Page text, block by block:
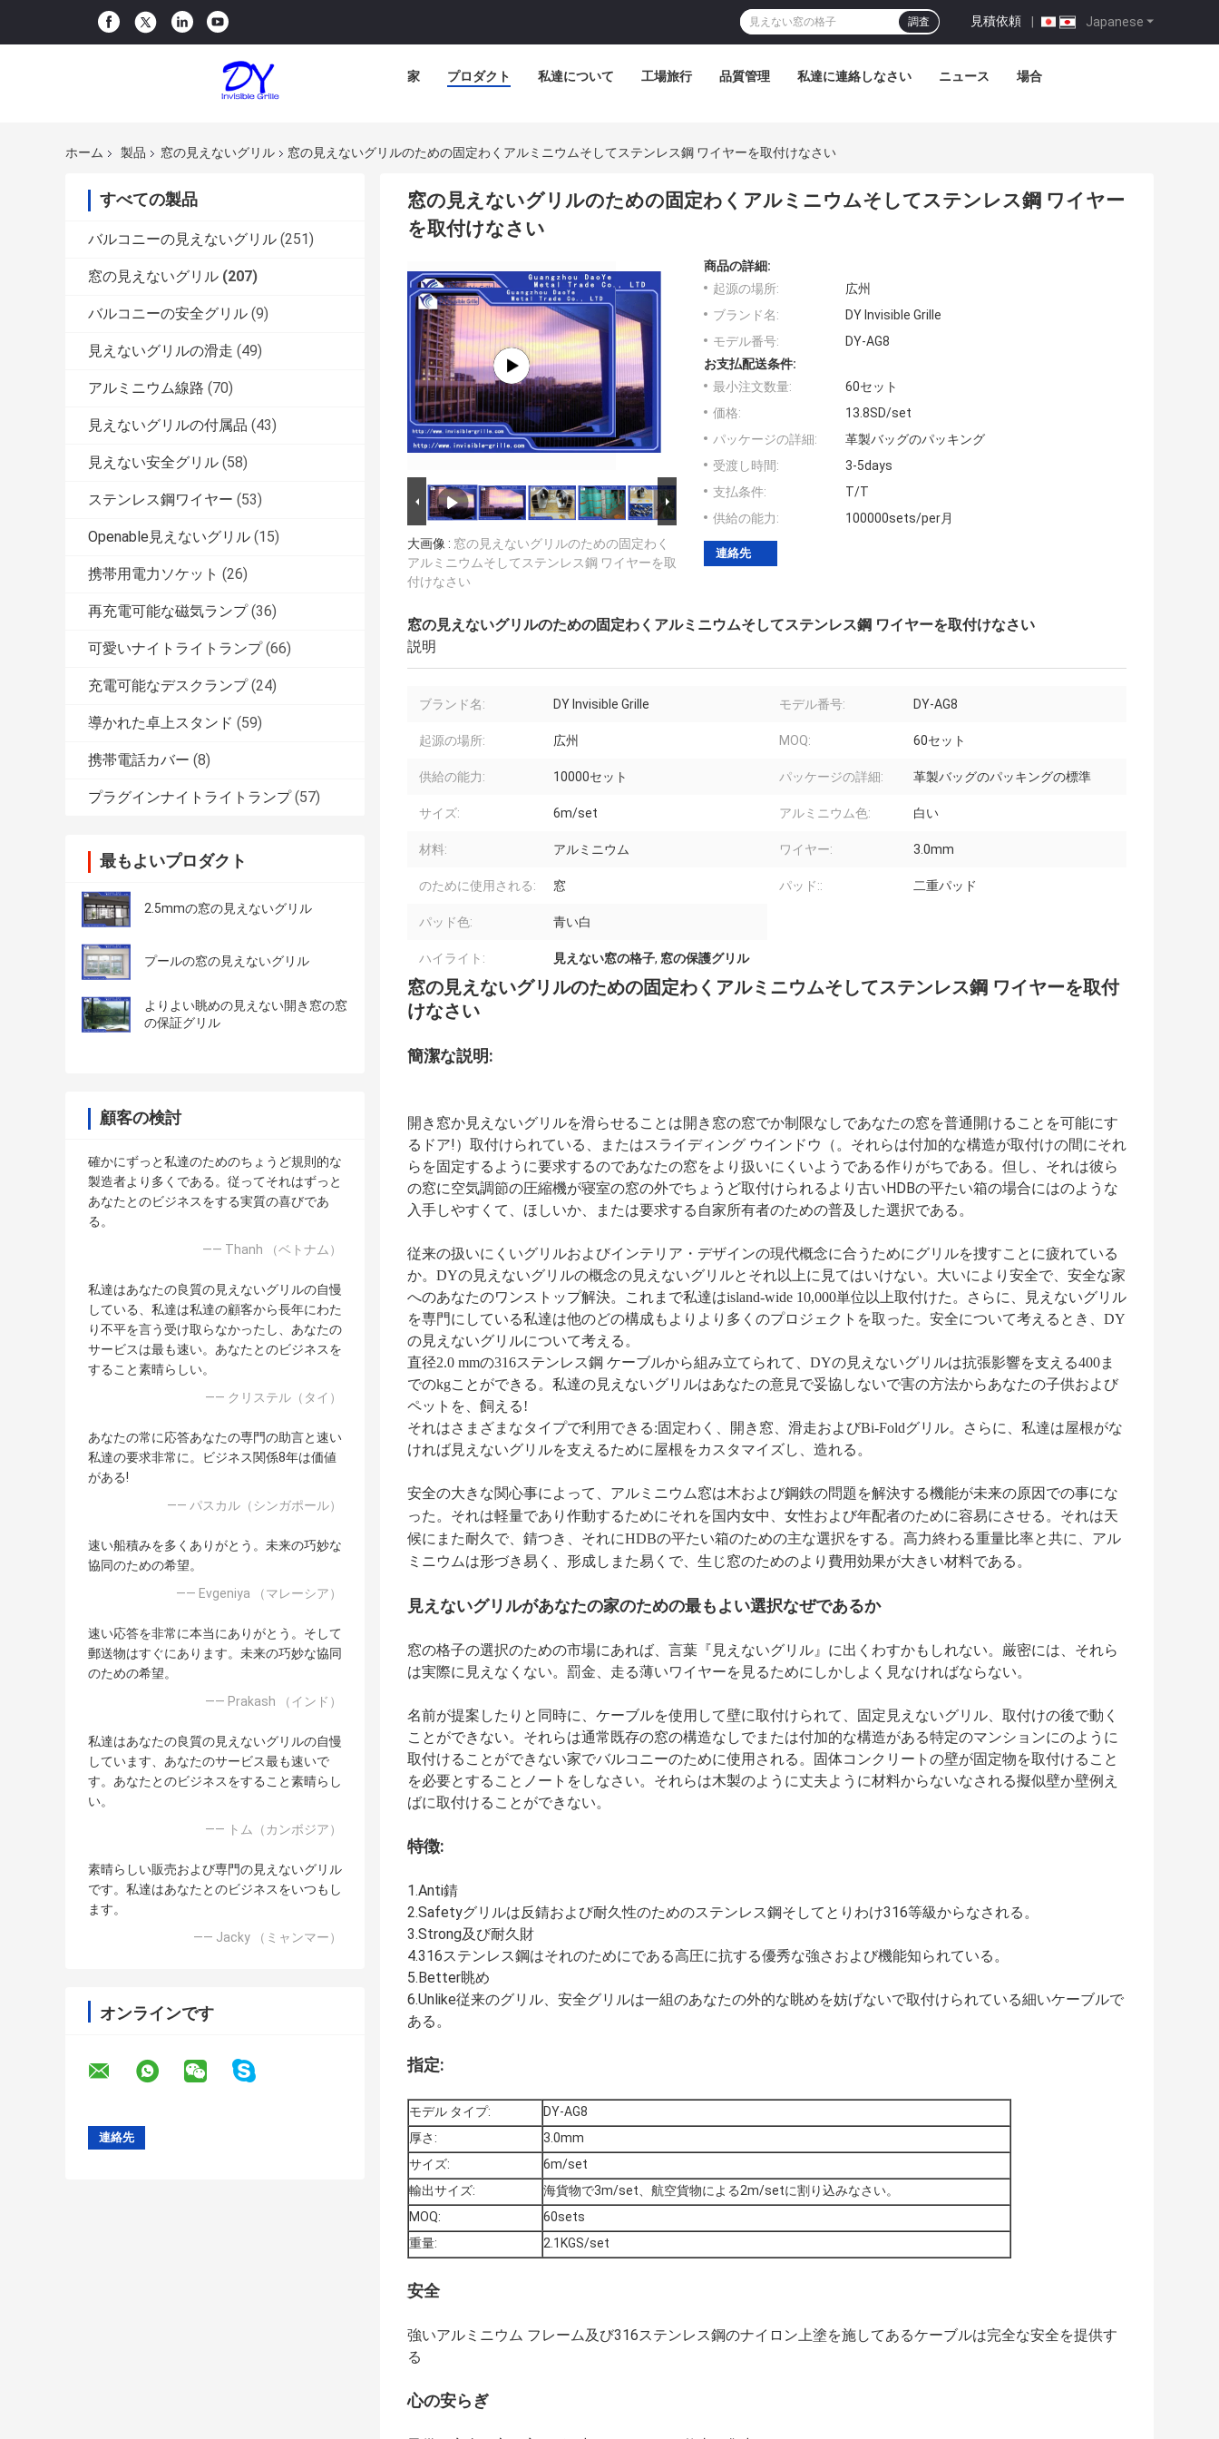
Japanese
見積依頼 |
調査
家 プロダクト 私達について 工場旅行 品質管理 私達に連絡しなさい ニュース 場合
ホーム 製品 窓の見えないグリル 窓の見えないグリルのための固定わくアルミニウムそしてステンレス鋼 ワイヤーを取付けなさい
すべての製品
バルコニーの見えないグリル (251)
窓の見えないグリル (207)
バルコニーの安全グリル (9)
見えないグリルの滑走 (49)
アルミニウム線路 (70)
見えないグリルの付属品 (43)
見えない安全グリル (58)
ステンレス鋼ワイヤー (53)
Openable見えないグリル (15)
携帯用電力ソケット (26)
再充電可能な磁気ランプ (36)
可愛いナイトライトランプ (66)
充電可能なデスクランプ (24)
導かれた卓上スタンド (59)
携帯電話カバー (8)
プラグインナイトライトランプ (57)
最もよいプロダクト
2.5mmの窓の見えないグリル
プールの窓の見えないグリル
よりよい眺めの見えない開き窓の窓
の保証グリル
顧客の検討
確かにずっと私達のためのちょうど規則的な
製造者より多くである。従ってそれはずっと
あなたとのビジネスをする実質の喜びであ
る。
—— Thanh （ベトナム）
私達はあなたの良質の見えないグリルの自慢
している、私達は私達の顧客から長年にわた
り不平を言う受け取らなかったし、あなたの
サービスは最も速い。あなたとのビジネスを
すること素晴らしい。
—— クリステル（タイ）
あなたの常に応答あなたの専門の助言と速い
私達の要求非常に。ビジネス関係8年は価値
がある!
—— パスカル（シンガポール）
速い船積みを多くありがとう。未来の巧妙な
協同のための希望。
—— Evgeniya （マレーシア）
速い応答を非常に本当にありがとう。そして
郵送物はすぐにあります。未来の巧妙な協同
のための希望。
—— Prakash （インド）
私達はあなたの良質の見えないグリルの自慢
しています、あなたのサービス最も速いで
す。あなたとのビジネスをすること素晴らし
い。
—— トム（カンボジア）
素晴らしい販売および専門の見えないグリル
です。私達はあなたとのビジネスをいつもし
ます。
—— Jacky （ミャンマー）
オンラインです
窓の見えないグリルのための固定わくアルミニウムそしてステンレス鋼 ワイヤー
を取付けなさい
大画像 : 窓の見えないグリルのための固定わく
アルミニウムそしてステンレス鋼 ワイヤーを取
付けなさい
商品の詳細:
起源の場所:
広州
ブランド名:
DY Invisible Grille
モデル番号:
DY-AG8
お支払配送条件:
最小注文数量:
60セット
価格:
13.8SD/set
パッケージの詳細:
革製バッグのパッキング
受渡し時間:
3-5days
支払条件:
T/T
供給の能力:
100000sets/per月
連絡先
窓の見えないグリルのための固定わくアルミニウムそしてステンレス鋼 ワイヤーを取付けなさい
説明
ブランド名: DY Invisible Grille モデル番号: DY-AG8
起源の場所: 広州 MOQ: 60セット
供給の能力: 10000セット パッケージの詳細: 革製バッグのパッキングの標準
サイズ: 6m/set アルミニウム色: 白い
材料: アルミニウム ワイヤー: 3.0mm
のために使用される: 窓 パッド:: 二重パッド
パッド色: 青い白
ハイライト: 見えない窓の格子, 窓の保護グリル
窓の見えないグリルのための固定わくアルミニウムそしてステンレス鋼 ワイヤーを取付
けなさい
簡潔な説明:
開き窓か見えないグリルを滑らせることは開き窓の窓でか制限なしであなたの窓を普通開けることを可能にす
るドア!）取付けられている、またはスライディング ウインドウ（。それらは付加的な構造が取付けの間にそれ
らを固定するように要求するのであなたの窓をより扱いにくいようである作りがちである。但し、それは彼ら
の窓に空気調節の圧縮機が寝室の窓の外でちょうど取付けられるより古いHDBの平たい箱の場合にはのような
入手しやすくて、ほしいか、または要求する自家所有者のための普及した選択である。
従来の扱いにくいグリルおよびインテリア・デザインの現代概念に合うためにグリルを捜すことに疲れている
か。DYの見えないグリルの概念の見えないグリルとそれ以上に見てはいけない。大いにより安全で、安全な家
へのあなたのワンストップ解決。これまで私達はisland-wide 10,000単位以上取付けた。さらに、見えないグリル
を専門にしている私達は他のどの構成もよりより多くのプロジェクトを取った。安全について考えるとき、DY
の見えないグリルについて考える。
直径2.0 mmの316ステンレス鋼 ケーブルから組み立てられて、DYの見えないグリルは抗張影響を支える400ま
でのkgことができる。私達の見えないグリルはあなたの意見で妥協しないで害の方法からあなたの子供および
ペットを、飼える!
それはさまざまなタイプで利用できる:固定わく、開き窓、滑走およびBi-Foldグリル。さらに、私達は屋根がな
ければ見えないグリルを支えるために屋根をカスタマイズし、造れる。
安全の大きな関心事によって、アルミニウム窓は木および鋼鉄の問題を解決する機能が未来の原因での事にな
った。それは軽量であり作動するためにそれを国内女中、女性および年配者のために容易にさせる。それは天
候にまた耐久で、錆つき、それにHDBの平たい箱のための主な選択をする。高力終わる重量比率と共に、アル
ミニウムは形づき易く、形成しまた易くで、生じ窓のためのより費用効果が大きい材料である。
見えないグリルがあなたの家のための最もよい選択なぜであるか
窓の格子の選択のための市場にあれば、言葉『見えないグリル』に出くわすかもしれない。厳密には、それら
は実際に見えなくない。罰金、走る薄いワイヤーを見るためにしかしよく見なければならない。
名前が提案したりと同時に、ケーブルを使用して壁に取付けられて、固定見えないグリル、取付けの後で動く
ことができない。それらは通常既存の窓の構造なしでまたは付加的な構造がある特定のマンションにのように
取付けることができない家でバルコニーのために使用される。固体コンクリートの壁が固定物を取付けること
を必要とすることノートをしなさい。それらは木製のように丈夫ように材料からないなされる擬似壁か壁例え
ばに取付けることができない。
特徴:
1.Anti錆
2.Safetyグリルは反錆および耐久性のためのステンレス鋼そしてとりわけ316等級からなされる。
3.Strong及び耐久財
4.316ステンレス鋼はそれのためにである高圧に抗する優秀な強さおよび機能知られている。
5.Better眺め
6.Unlike従来のグリル、安全グリルは一組のあなたの外的な眺めを妨げないで取付けられている細いケーブルで
ある。
指定:
モデル タイプ:
DY-AG8
厚さ:
3.0mm
サイズ:
6m/set
輸出サイズ:
海貨物で3m/set、航空貨物による2m/setに割り込みなさい。
MOQ:
60sets
重量:
2.1KGS/set
安全
強いアルミニウム フレーム及び316ステンレス鋼のナイロン上塗を施してあるケーブルは完全な安全を提供す
る
心の安らぎ